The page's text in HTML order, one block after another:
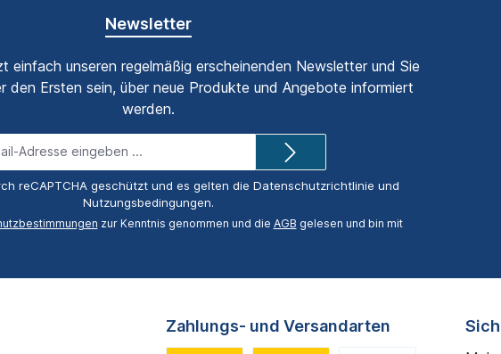
Newsletter
einfach unseren regelmäßig erscheinenden Newsletter und Sie
den Ersten sein, über neue Produkte und Angebote informiert
werden.
Mail-
Adresse*
reCAPTCHA geschützt und es gelten die Datenschutzrichtlinie und
Nutzungsbedingungen.
zur Kenntnis genommen und die AGB gelesen und bin mit
Zahlungs- und Versandarten